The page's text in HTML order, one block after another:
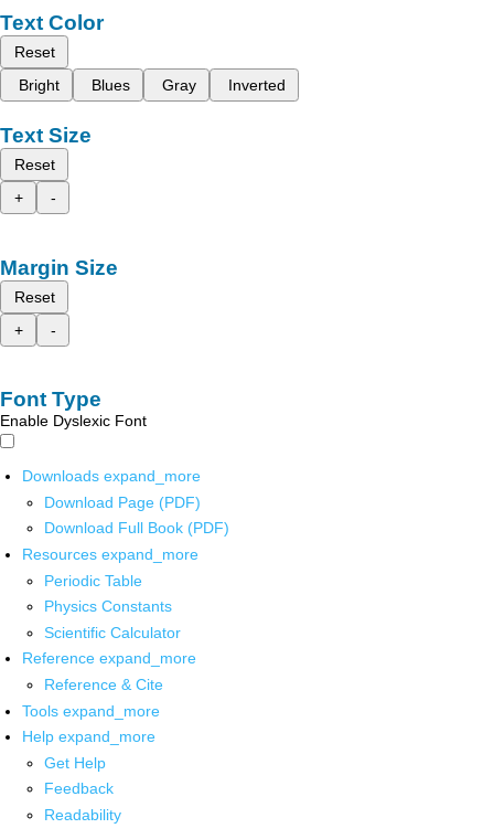
Text Color
Reset
Bright
Blues Gray Inverted
Text Size
Reset
+
-
Margin Size
Reset
+
-
Font Type
Enable Dyslexic Font
Downloads expand_more
Download Page (PDF)
Download Full Book (PDF)
Resources expand_more
Periodic Table
Physics Constants
Scientific Calculator
Reference expand_more
Reference & Cite
Tools expand_more
Help expand_more
Get Help
Feedback
Readability